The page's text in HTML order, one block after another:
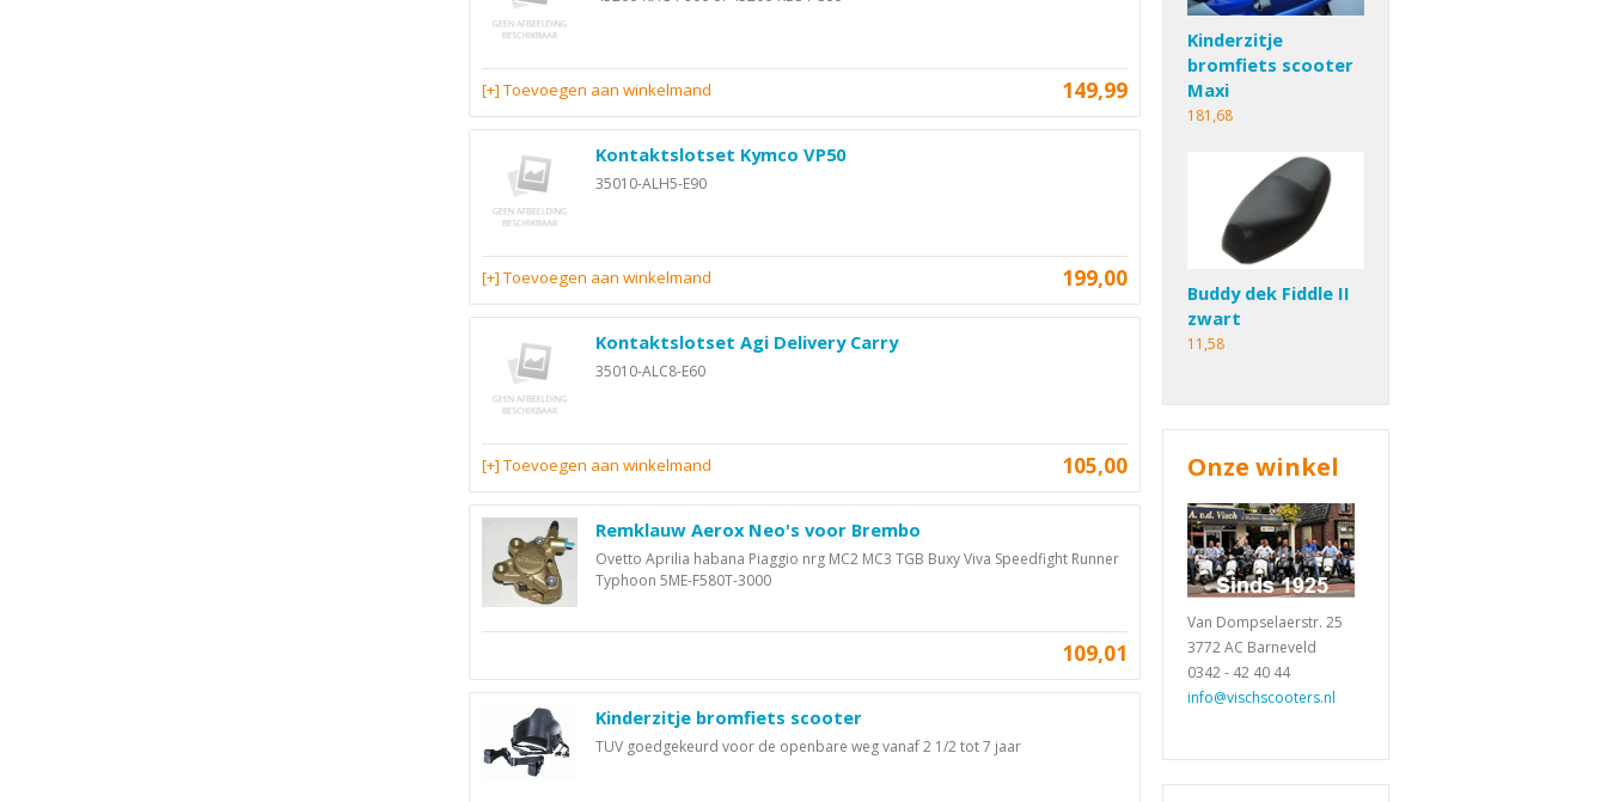
149,99
[+] Toevoegen aan winkelmand
Kontaktslotset Kymco VP50
35010-ALH5-E90
199,00
[+] Toevoegen aan winkelmand
Kontaktslotset Agi Delivery Carry
35010-ALC8-E60
105,00
[+] Toevoegen aan winkelmand
Remklauw Aerox Neo's voor Brembo
Ovetto Aprilia habana Piaggio nrg MC2 MC3 TGB Buxy Viva Speedfight Runner
Typhoon 5ME-F580T-3000
109,01
Kinderzitje bromfiets scooter
TUV goedgekeurd voor de openbare weg vanaf 2 1/2 tot 7 jaar
Kinderzitje
bromfiets scooter
Maxi
181,68
Buddy dek Fiddle II
zwart
11,58
Onze winkel
Van Dompselaerstr. 25
3772 AC Barneveld
0342 - 42 40 44
info@vischscooters.nl